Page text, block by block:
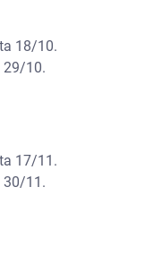
18/10.
29/10.
17/11.
30/11.